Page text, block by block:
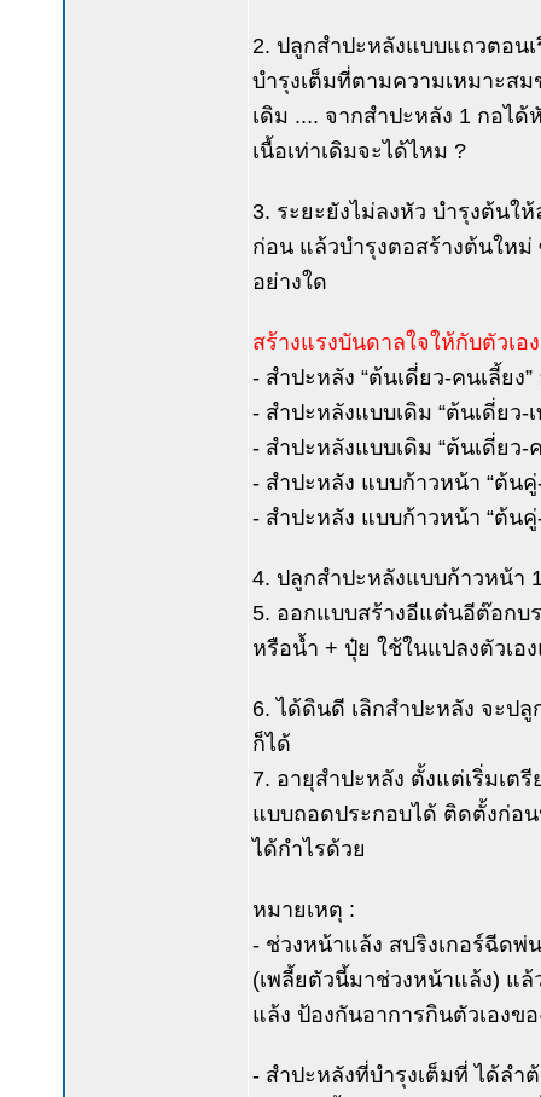
2. ปลูกสำปะหลังแบบแถวตอน
บำรุงเต็มที่ตามความเหมาะส
เดิม .... จากสำปะหลัง 1 กอไ
เนื้อเท่าเดิมจะได้ไหม ?
3. ระยะยังไม่ลงหัว บำรุงต้นใ
ก่อน แล้วบำรุงตอสร้างต้นใหม่
อย่างใด
สร้างแรงบันดาลใจให้กับตัวเอ
- สำปะหลัง “ต้นเดี่ยว-คนเลี้ยง
- สำปะหลังแบบเดิม “ต้นเดี่ยว-
- สำปะหลังแบบเดิม “ต้นเดี่ยว-
- สำปะหลัง แบบก้าวหน้า “ต้นคู่
- สำปะหลัง แบบก้าวหน้า “ต้นคู่
4. ปลูกสำปะหลังแบบก้าวหน้า
5. ออกแบบสร้างอีแต๋นอีต๊อกบ
หรือน้ำ + ปุ๋ย ใช้ในแปลงตัวเอ
6. ได้ดินดี เลิกสำปะหลัง จะป
ก็ได้
7. อายุสำปะหลัง ตั้งแต่เริ่มเต
แบบถอดประกอบได้ ติดตั้งก่อ
ได้กำไรด้วย
หมายเหตุ :
- ช่วงหน้าแล้ง สปริงเกอร์ฉีด
(เพลี้ยตัวนี้มาช่วงหน้าแล้ง) แ
แล้ง ป้องกันอาการกินตัวเองข
- สำปะหลังที่บำรุงเต็มที่ ได้ล